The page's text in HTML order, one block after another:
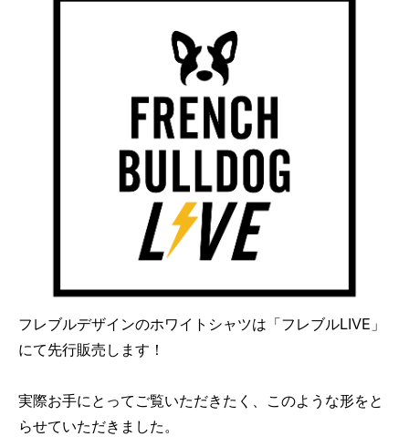
フレブルデザインのホワイトシャツは「フレブルLIVE」
にて先行販売します！
実際お手にとってご覧いただきたく、このような形をと
らせていただきました。